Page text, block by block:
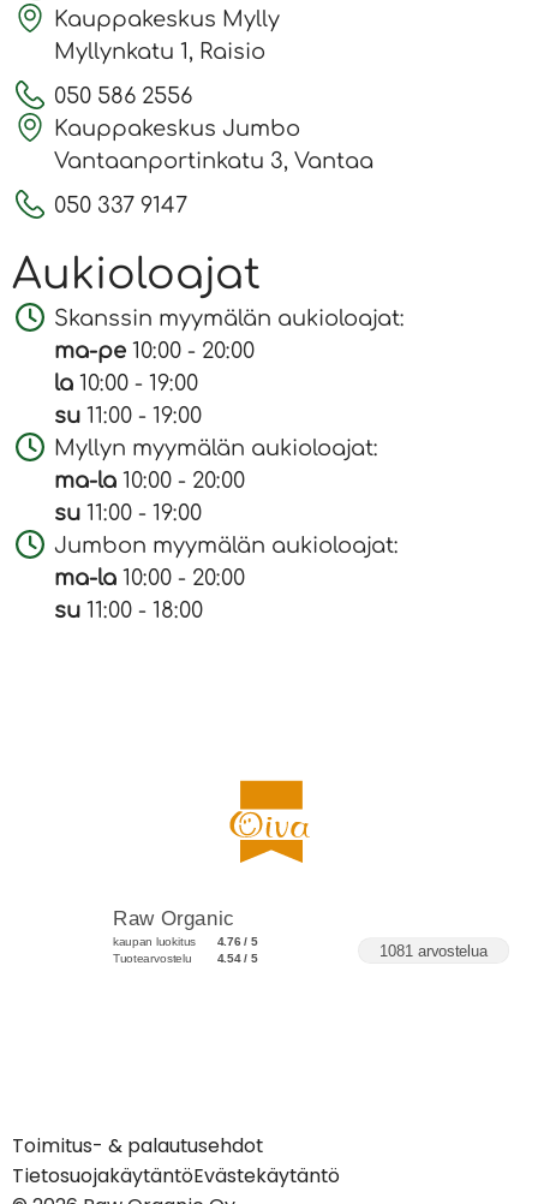
Kauppakeskus Mylly
Myllynkatu 1, Raisio
050 586 2556
Kauppakeskus Jumbo
Vantaanportinkatu 3, Vantaa
050 337 9147
Aukioloajat
Skanssin myymälän aukioloajat:
ma-pe 10:00 - 20:00
la 10:00 - 19:00
su 11:00 - 19:00
Myllyn myymälän aukioloajat:
ma-la 10:00 - 20:00
su 11:00 - 19:00
Jumbon myymälän aukioloajat:
ma-la 10:00 - 20:00
su 11:00 - 18:00
Raw Organic
kaupan luokitus
4.76 / 5
Tuotearvostelu
4.54 / 5 1081 arvostelua
TietosuojakäytäntöEvästekäytäntö
Toimitus- & palautusehdot